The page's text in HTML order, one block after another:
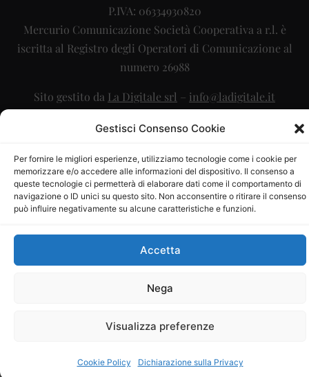
Gestisci Consenso Cookie
Per fornire le migliori esperienze, utilizziamo tecnologie come i cookie per
memorizzare e/o accedere alle informazioni del dispositivo. Il consenso a
queste tecnologie ci permetterà di elaborare dati come il comportamento di
navigazione o ID unici su questo sito. Non acconsentire o ritirare il consenso
può influire negativamente su alcune caratteristiche e funzioni.
Accetta
Nega
Visualizza preferenze
Cookie Policy Dichiarazione sulla Privacy
P.IVA: 06334930820
Mercurio Comunicazione Società Cooperativa a r.l. è
iscritta al Registro degli Operatori di Comunicazione al
numero 26988
Sito gestito da La Digitale srl – info@ladigitale.it